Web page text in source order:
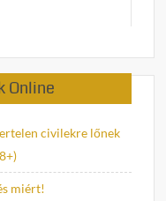
Online
civilekre lőnek
miért!